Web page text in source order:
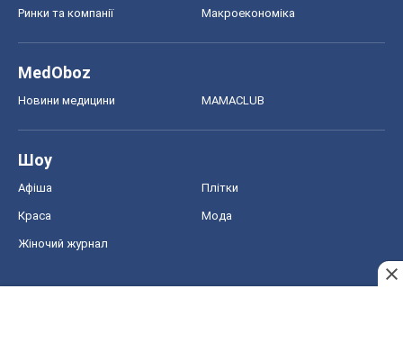
Ринки та компанії Макроекономіка
MedOboz
Новини медицини MAMACLUB
Шоу
Афіша Плітки
Краса Мода
Жіночий журнал